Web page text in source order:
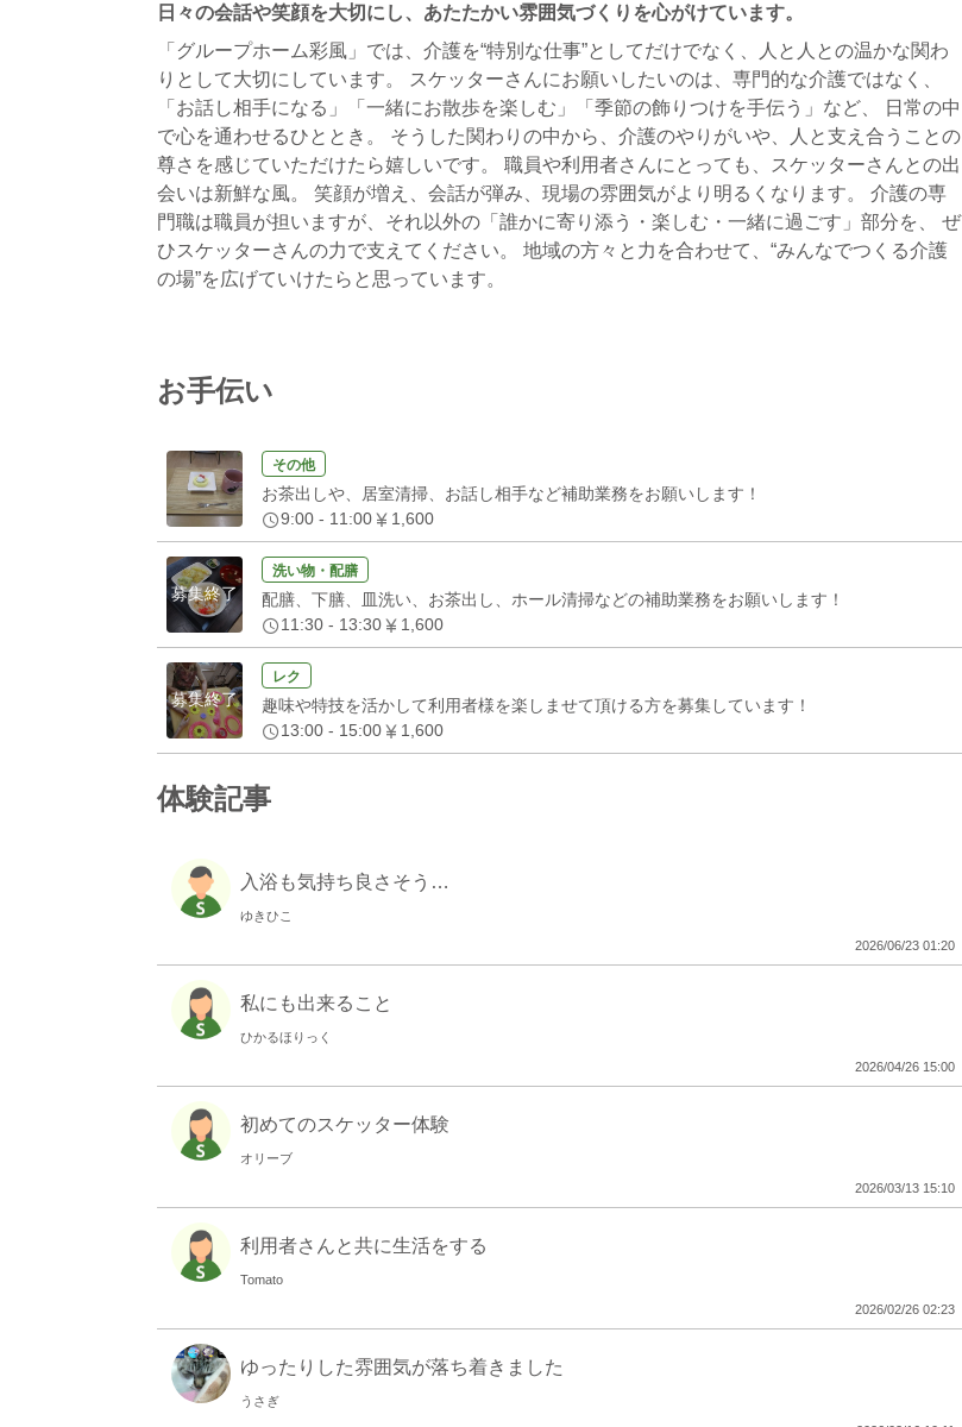
日々の会話や笑顔を大切にし、あたたかい雰囲気づくりを心がけています。
「グループホーム彩風」では、介護を“特別な仕事”としてだけでなく、人と人との温かな関わ
りとして大切にしています。 スケッターさんにお願いしたいのは、専門的な介護ではなく、
「お話し相手になる」「一緒にお散歩を楽しむ」「季節の飾りつけを手伝う」など、 日常の中
で心を通わせるひととき。 そうした関わりの中から、介護のやりがいや、人と支え合うことの
尊さを感じていただけたら嬉しいです。 職員や利用者さんにとっても、スケッターさんとの出
会いは新鮮な風。 笑顔が増え、会話が弾み、現場の雰囲気がより明るくなります。 介護の専
門職は職員が担いますが、それ以外の「誰かに寄り添う・楽しむ・一緒に過ごす」部分を、 ぜ
ひスケッターさんの力で支えてください。 地域の方々と力を合わせて、“みんなでつくる介護
の場”を広げていけたらと思っています。
お手伝い
その他
お茶出しや、居室清掃、お話し相手など補助業務をお願いします！
9:00 - 11:00
1,600
募集終了
洗い物・配膳
配膳、下膳、皿洗い、お茶出し、ホール清掃などの補助業務をお願いします！
11:30 - 13:30
1,600
募集終了
レク
趣味や特技を活かして利用者様を楽しませて頂ける方を募集しています！
13:00 - 15:00
1,600
体験記事
入浴も気持ち良さそう…
ゆきひこ
2026/06/23 01:20
私にも出来ること
ひかるほりっく
2026/04/26 15:00
初めてのスケッター体験
オリーブ
2026/03/13 15:10
利用者さんと共に生活をする
Tomato
2026/02/26 02:23
ゆったりした雰囲気が落ち着きました
うさぎ